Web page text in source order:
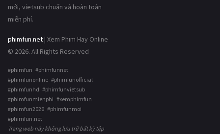
mới, vietsub chuẩn và hoàn toàn
miễn phí.
phimfun.net | Xem Phim Hay Online
© 2026. All Rights Reserved
#phimfun #phimfunnet
#phimfunonline #phimfunofficial
#phimfunhd #phimfunvietsub
#phimfunmienphi #xemphimfun
#phimfun2026 #phimfunmoi
#phimfun.net
Trang web này không lưu trữ bất kỳ tệp